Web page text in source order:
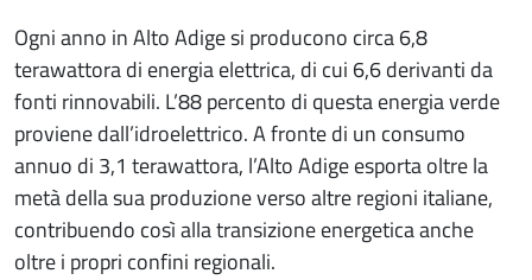
Ogni anno in Alto Adige si producono circa 6,8
terawattora di energia elettrica, di cui 6,6 derivanti da
fonti rinnovabili. L’88 percento di questa energia verde
proviene dall’idroelettrico. A fronte di un consumo
annuo di 3,1 terawattora, l’Alto Adige esporta oltre la
metà della sua produzione verso altre regioni italiane,
contribuendo così alla transizione energetica anche
oltre i propri confini regionali.